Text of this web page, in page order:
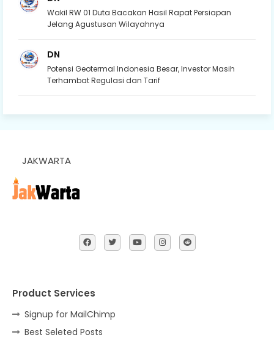
Wakil RW 01 Duta Bacakan Hasil Rapat Persiapan
Jelang Agustusan Wilayahnya
DN
Potensi Geotermal Indonesia Besar, Investor Masih
Terhambat Regulasi dan Tarif
JAKWARTA
Product Services
Signup for MailChimp
Best Seleted Posts